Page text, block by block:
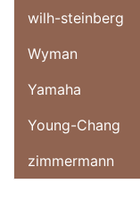
wilh-steinberg
Wyman
Yamaha
Young-Chang
zimmermann